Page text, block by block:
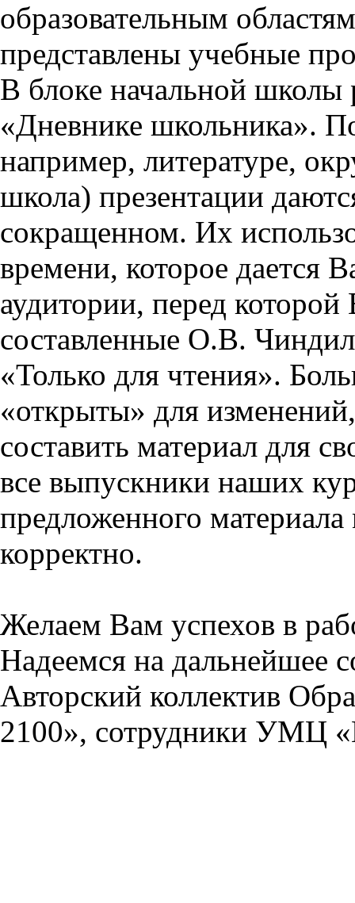
образовательным
представлены учебные
В блоке начальной школы
«Дневнике школьника».
например, литературе,
школа) презентации
сокращенном. Их
времени, которое дается
аудитории, перед
составленные О.В.
«Только для чтения».
«открыты» для
составить материал для
все выпускники наших
предложенного
корректно.
Желаем Вам успехов в
Надеемся на дальнейшее
Авторский коллектив
2100», сотрудники УМЦ